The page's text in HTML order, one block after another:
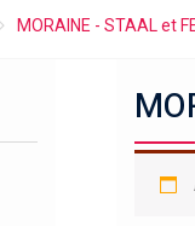
MORAINE - STAAL et